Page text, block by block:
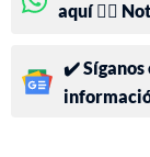
aquí 👉🏻
✔️ Síganos